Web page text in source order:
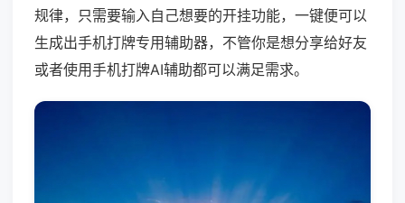
规律，只需要输入自己想要的开挂功能，一键便可以
生成出手机打牌专用辅助器，不管你是想分享给好友
或者使用手机打牌AI辅助都可以满足需求。